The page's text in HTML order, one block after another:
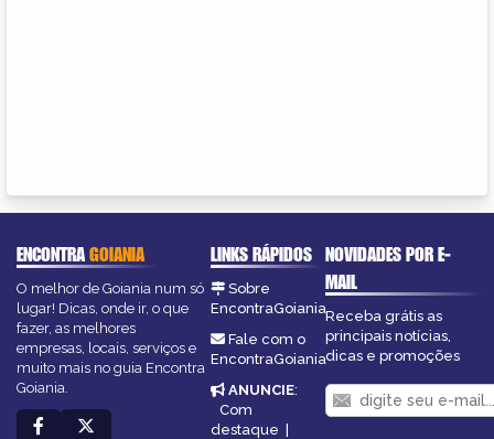
ENCONTRAGOIANIA
O melhor de Goiania num só
lugar! Dicas, onde ir, o que
fazer, as melhores
empresas, locais, serviços e
muito mais no guia Encontra
Goiania.
LINKS RÁPIDOS
Sobre
EncontraGoiania
Fale com o
EncontraGoiania
ANUNCIE:
Com
destaque |
NOVIDADES POR E-
MAIL
Receba grátis as
principais notícias,
dicas e promoções